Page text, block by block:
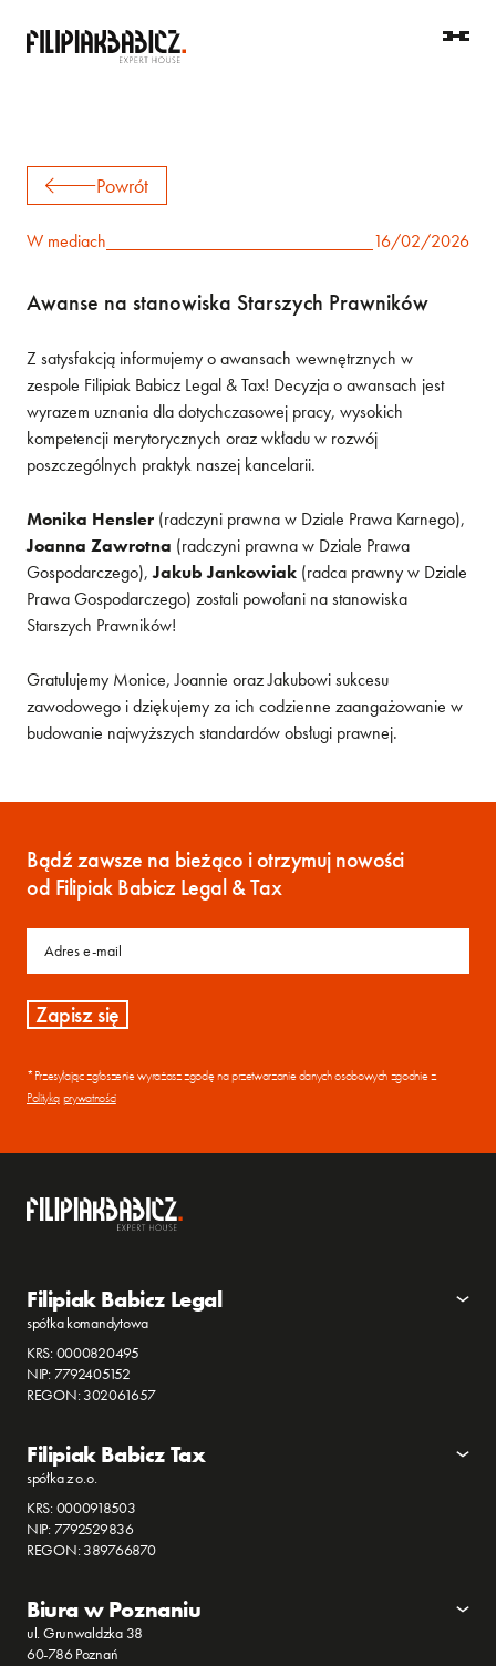
Powrót
W mediach 16/02/2026
Awanse na stanowiska Starszych Prawników
Z satysfakcją informujemy o awansach wewnętrznych w
zespole Filipiak Babicz Legal & Tax! Decyzja o awansach jest
wyrazem uznania dla dotychczasowej pracy, wysokich
kompetencji merytorycznych oraz wkładu w rozwój
poszczególnych praktyk naszej kancelarii.
Monika Hensler (radczyni prawna w Dziale Prawa Karnego),
Joanna Zawrotna (radczyni prawna w Dziale Prawa
Gospodarczego),Jakub Jankowiak (radca prawny w Dziale
Prawa Gospodarczego) zostali powołani na stanowiska
Starszych Prawników!
Gratulujemy Monice, Joannie oraz Jakubowi sukcesu
zawodowego i dziękujemy za ich codzienne zaangażowanie w
budowanie najwyższych standardów obsługi prawnej.
Bądź zawsze na bieżąco i otrzymuj nowości
od Filipiak Babicz Legal & Tax
Email (wymagane)
*Przesyłając zgłoszenie wyrażasz zgodę na przetwarzanie danych osobowych zgodnie z
Polityką prywatności
Filipiak Babicz Legal
spółka komandytowa
KRS: 0000820495
NIP: 7792405152
REGON: 302061657
Filipiak Babicz Tax
spółka z o.o.
KRS: 0000918503
NIP: 7792529836
REGON: 389766870
Biura w Poznaniu
ul. Grunwaldzka 38
60-786 Poznań